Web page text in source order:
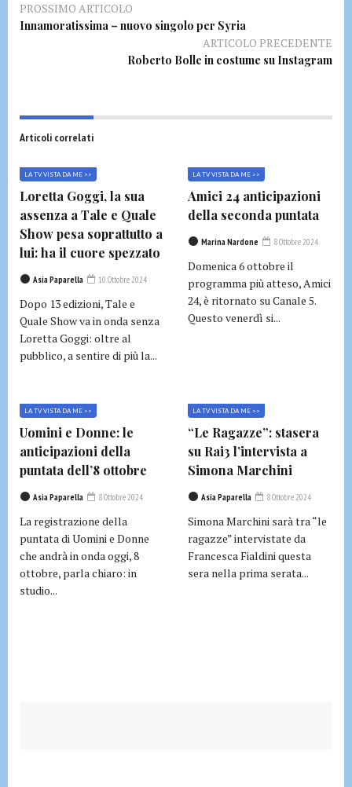
PROSSIMO ARTICOLO
Innamoratissima – nuovo singolo per Syria
ARTICOLO PRECEDENTE
Roberto Bolle in costume su Instagram
Articoli correlati
LA TV VISTA DA ME >>
Loretta Goggi, la sua
assenza a Tale e Quale
Show pesa soprattutto a
lui: ha il cuore spezzato
Asia Paparella 10 Ottobre 2024
Dopo 13 edizioni, Tale e
Quale Show va in onda senza
Loretta Goggi: oltre al
pubblico, a sentire di più la...
LA TV VISTA DA ME >>
Amici 24 anticipazioni
della seconda puntata
Marina Nardone 8 Ottobre 2024
Domenica 6 ottobre il
programma più atteso, Amici
24, è ritornato su Canale 5.
Questo venerdì si...
LA TV VISTA DA ME >>
Uomini e Donne: le
anticipazioni della
puntata dell’8 ottobre
Asia Paparella 8 Ottobre 2024
La registrazione della
puntata di Uomini e Donne
che andrà in onda oggi, 8
ottobre, parla chiaro: in
studio...
LA TV VISTA DA ME >>
“Le Ragazze”: stasera
su Rai3 l’intervista a
Simona Marchini
Asia Paparella 8 Ottobre 2024
Simona Marchini sarà tra “le
ragazze” intervistate da
Francesca Fialdini questa
sera nella prima serata...